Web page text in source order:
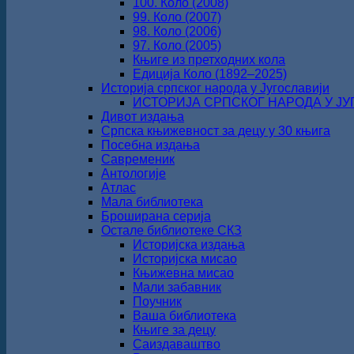
100. Коло (2008)
99. Коло (2007)
98. Коло (2006)
97. Коло (2005)
Књиге из претходних кола
Едиција Коло (1892‒2025)
Историја српског народа у Југославији
ИСТОРИЈА СРПСКОГ НАРОДА У
Дивот издања
Српска књижевност за децу у 30 књига
Посебна издања
Савременик
Антологије
Атлас
Мала библиотека
Броширана серија
Остале библиотеке СКЗ
Историјска издања
Историјска мисао
Књижевна мисао
Мали забавник
Поучник
Ваша библиотека
Књиге за децу
Саиздаваштво